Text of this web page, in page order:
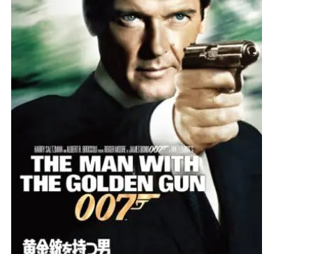
任務の使い捨て要員に丁度良いと考えたか、彼にスカラマ
ンガの調査を命じる。
こんな話がそのまま映画にできる訳がなく、大幅に改変さ
れたのが本作。